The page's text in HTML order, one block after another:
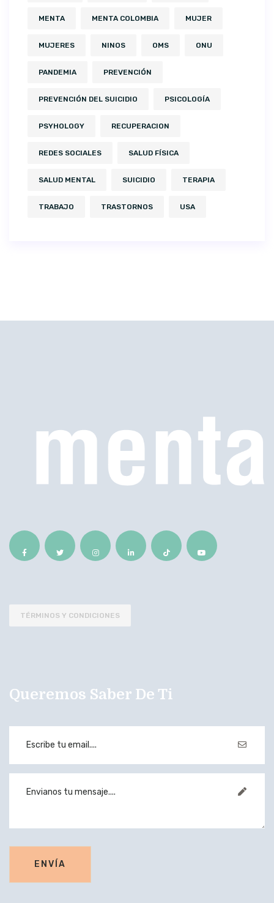
MENTA MENTA COLOMBIA MUJER
MUJERES NINOS OMS ONU
PANDEMIA PREVENCIÓN
PREVENCIÓN DEL SUICIDIO PSICOLOGÍA
PSYHOLOGY RECUPERACION
REDES SOCIALES SALUD FÍSICA
SALUD MENTAL SUICIDIO TERAPIA
TRABAJO TRASTORNOS USA
TÉRMINOS Y CONDICIONES
Queremos Saber De Ti